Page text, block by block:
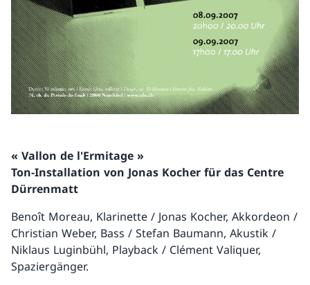
« Vallon de l'Ermitage »
Ton-Installation von Jonas Kocher für das Centre
Dürrenmatt
Benoît Moreau, Klarinette / Jonas Kocher, Akkordeon /
Christian Weber, Bass / Stefan Baumann, Akustik /
Niklaus Luginbühl, Playback / Clément Valiquer,
Spaziergänger.